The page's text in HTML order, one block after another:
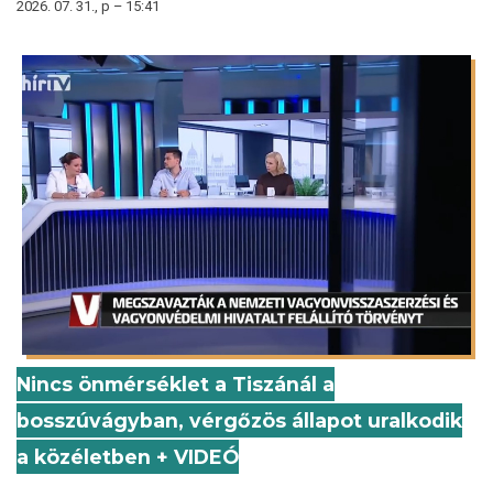
2026. 07. 31., p – 15:41
Nincs önmérséklet a Tiszánál a
bosszúvágyban, vérgőzös állapot uralkodik
a közéletben + VIDEÓ